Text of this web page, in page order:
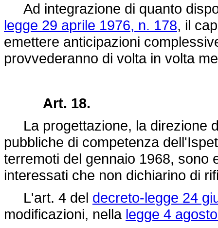
Ad integrazione di quanto
legge 29 aprile 1976, n. 178, il
emettere anticipazioni
provvederanno di volta in volta
Art. 18.
La progettazione, la direzione
pubbliche di competenza
terremoti del gennaio 1968, sono
interessati che non dichiarino di
L'art. 4 del decreto-legge 24
modificazioni, nella legge 4